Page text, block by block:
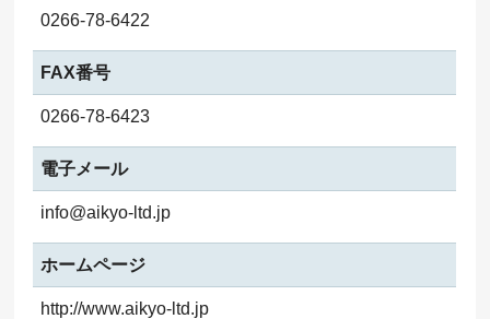
0266-78-6422
FAX番号
0266-78-6423
電子メール
info@aikyo-ltd.jp
ホームページ
http://www.aikyo-ltd.jp